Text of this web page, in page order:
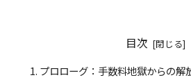
目次
プロローグ：手数料地獄からの解